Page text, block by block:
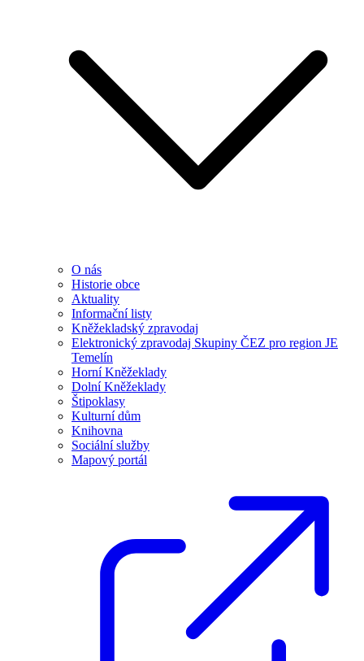
O nás
Historie obce
Aktuality
Informační listy
Kněžekladský zpravodaj
Elektronický zpravodaj Skupiny ČEZ pro region JE
Temelín
Horní Kněžeklady
Dolní Kněžeklady
Štipoklasy
Kulturní dům
Knihovna
Sociální služby
Mapový portál